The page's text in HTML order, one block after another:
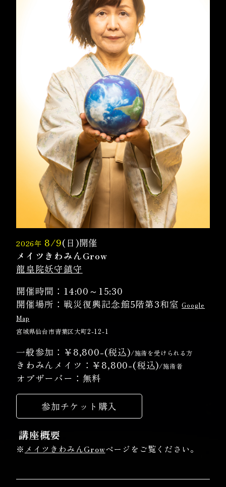
2026年 8/9(日)開催
メイツきわみんGrow
龍皇院妖守鎮守
開催時間：14:00～15:30
開催場所：戦災復興記念館5階第3和室Google
Map
宮城県仙台市青葉区大町2-12-1
一般参加：￥8,800-(税込)/施術を受けられる方
きわみんメイツ：￥8,800-(税込)/施術者
オブザーバー：無料
参加チケット購入
講座概要
※ メイツきわみんGrowページをご覧ください。